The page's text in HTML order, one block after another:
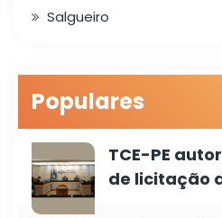
Salgueiro
Populares
TCE-PE
de licitação